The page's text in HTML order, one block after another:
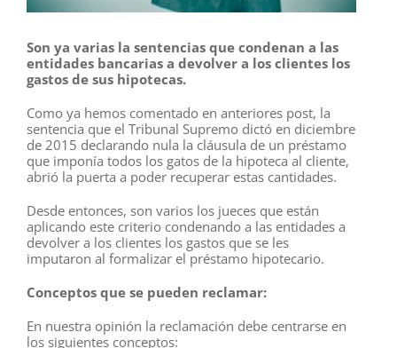
Son ya varias la sentencias que condenan a las
entidades bancarias a devolver a los clientes los
gastos de sus hipotecas.
Como ya hemos comentado en anteriores post, la
sentencia que el Tribunal Supremo dictó en diciembre
de 2015 declarando nula la cláusula de un préstamo
que imponía todos los gatos de la hipoteca al cliente,
abrió la puerta a poder recuperar estas cantidades.
Desde entonces, son varios los jueces que están
aplicando este criterio condenando a las entidades a
devolver a los clientes los gastos que se les
imputaron al formalizar el préstamo hipotecario.
Conceptos que se pueden reclamar:
En nuestra opinión la reclamación debe centrarse en
los siguientes conceptos: